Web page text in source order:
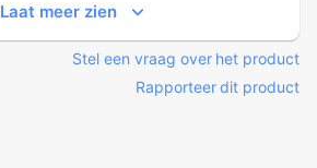
Laat meer zien
Stel een vraag over het product
Rapporteer dit product